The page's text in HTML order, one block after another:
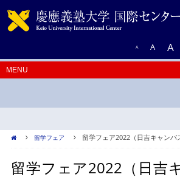
A A A
留学フェア 留学フェア2022（日吉キャンパ
留学フェア2022（日吉